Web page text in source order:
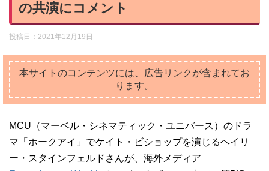
の共演にコメント
投稿日： 2021年12月19日
本サイトのコンテンツには、広告リンクが含まれてお
ります。
MCU（マーベル・シネマティック・ユニバース）のドラ
マ「ホークアイ」でケイト・ビショップを演じるヘイリ
ー・スタインフェルドさんが、海外メディア